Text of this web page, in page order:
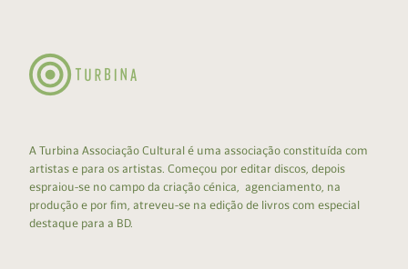
A Turbina Associação Cultural é uma associação constituída com
artistas e para os artistas. Começou por editar discos, depois
espraiou-se no campo da criação cénica, agenciamento, na
produção e por fim, atreveu-se na edição de livros com especial
destaque para a BD.